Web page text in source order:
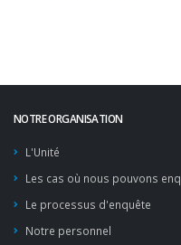
NOTRE ORGANISATION
L'Unité
Les cas où nous pouvons
Le processus d'enquête
Notre personnel